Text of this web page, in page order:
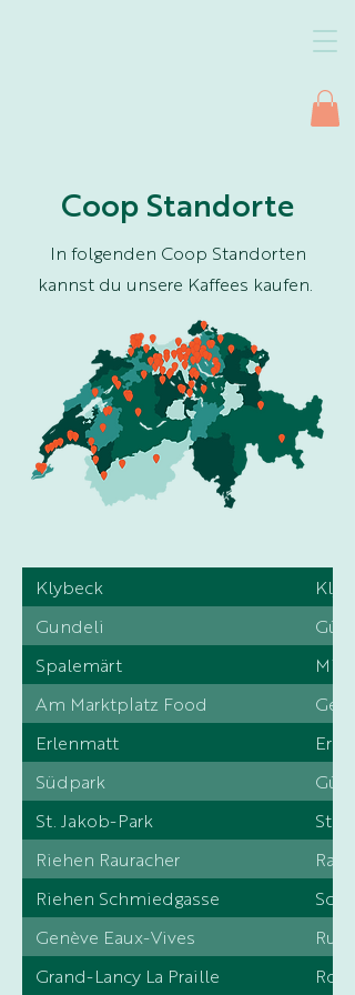
Coop Standorte
In folgenden Coop Standorten
kannst du unsere Kaffees kaufen.
Klybeck
Gundeli
Spalemärt
Am Marktplatz Food
Erlenmatt
Südpark
St. Jakob-Park
St.
Riehen Rauracher
Riehen Schmiedgasse
Genève Eaux-Vives
Rue
Grand-Lancy La Praille